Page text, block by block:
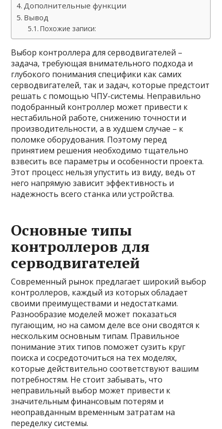
Дополнительные функции
Вывод
Похожие записи:
Выбор контроллера для серводвигателей –
задача, требующая внимательного подхода и
глубокого понимания специфики как самих
серводвигателей, так и задач, которые предстоит
решать с помощью ЧПУ-системы. Неправильно
подобранный контроллер может привести к
нестабильной работе, снижению точности и
производительности, а в худшем случае – к
поломке оборудования. Поэтому перед
принятием решения необходимо тщательно
взвесить все параметры и особенности проекта.
Этот процесс нельзя упустить из виду, ведь от
него напрямую зависит эффективность и
надежность всего станка или устройства.
Основные типы
контроллеров для
серводвигателей
Современный рынок предлагает широкий выбор
контроллеров, каждый из которых обладает
своими преимуществами и недостатками.
Разнообразие моделей может показаться
пугающим, но на самом деле все они сводятся к
нескольким основным типам. Правильное
понимание этих типов поможет сузить круг
поиска и сосредоточиться на тех моделях,
которые действительно соответствуют вашим
потребностям. Не стоит забывать, что
неправильный выбор может привести к
значительным финансовым потерям и
неоправданным временным затратам на
переделку системы.